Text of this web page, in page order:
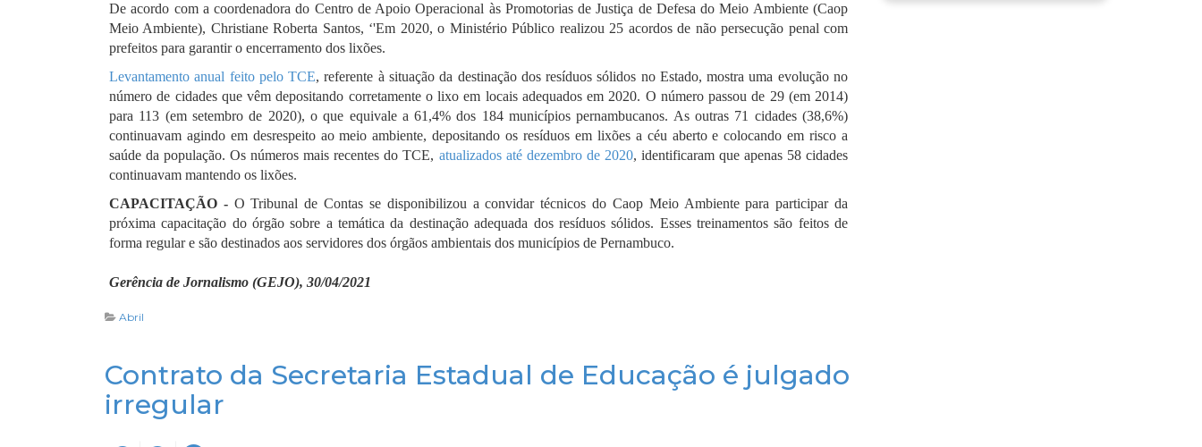
De acordo com a coordenadora do Centro de Apoio Operacional às Promotorias de Justiça de Defesa do Meio Ambiente (Caop
Meio Ambiente), Christiane Roberta Santos, ‘'Em 2020, o Ministério Público realizou 25 acordos de não persecução penal com
prefeitos para garantir o encerramento dos lixões.
Levantamento anual feito pelo TCE, referente à situação da destinação dos resíduos sólidos no Estado, mostra uma evolução no
número de cidades que vêm depositando corretamente o lixo em locais adequados em 2020. O número passou de 29 (em 2014)
para 113 (em setembro de 2020), o que equivale a 61,4% dos 184 municípios pernambucanos. As outras 71 cidades (38,6%)
continuavam agindo em desrespeito ao meio ambiente, depositando os resíduos em lixões a céu aberto e colocando em risco a
saúde da população. Os números mais recentes do TCE, atualizados até dezembro de 2020, identificaram que apenas 58 cidades
continuavam mantendo os lixões.
CAPACITAÇÃO -O Tribunal de Contas se disponibilizou a convidar técnicos do Caop Meio Ambiente para participar da
próxima capacitação do órgão sobre a temática da destinação adequada dos resíduos sólidos. Esses treinamentos são feitos de
forma regular e são destinados aos servidores dos órgãos ambientais dos municípios de Pernambuco.
Gerência de Jornalismo (GEJO), 30/04/2021
Abril
Contrato da Secretaria Estadual de Educação é julgado
irregular